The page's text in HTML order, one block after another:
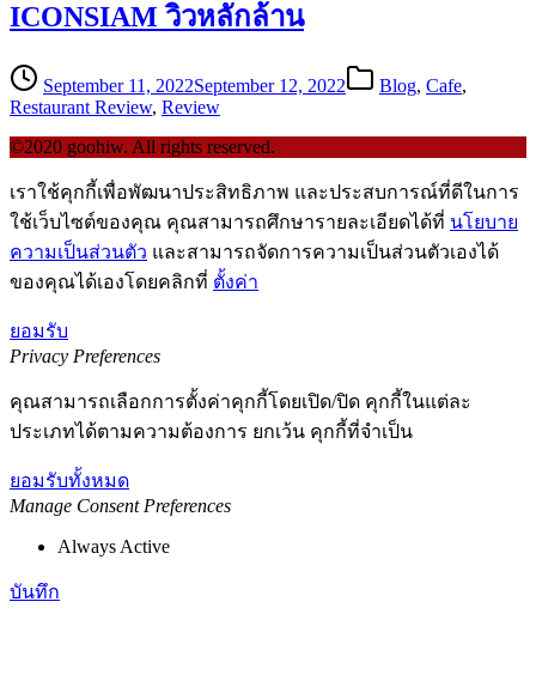
ICONSIAM วิวหลักล้าน
September 11, 2022September 12, 2022 Blog, Cafe,
Restaurant Review, Review
©2020 goohiw. All rights reserved.
เราใช้คุกกี้เพื่อพัฒนาประสิทธิภาพ และประสบการณ์ที่ดีในการ
ใช้เว็บไซต์ของคุณ คุณสามารถศึกษารายละเอียดได้ที่ นโยบาย
ความเป็นส่วนตัว และสามารถจัดการความเป็นส่วนตัวเองได้
ของคุณได้เองโดยคลิกที่ ตั้งค่า
ยอมรับ
Privacy Preferences
คุณสามารถเลือกการตั้งค่าคุกกี้โดยเปิด/ปิด คุกกี้ในแต่ละ
ประเภทได้ตามความต้องการ ยกเว้น คุกกี้ที่จำเป็น
ยอมรับทั้งหมด
Manage Consent Preferences
Always Active
บันทึก